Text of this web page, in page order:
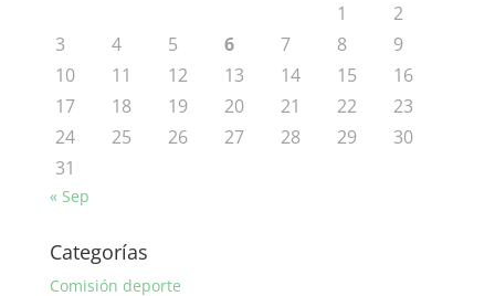
1
2
3
4 5 6 7 8
9
10
11 12 13 14 15
16
17
18 19 20 21 22
23
24
25 26 27 28 29
30
31
« Sep
Categorías
Comisión deporte